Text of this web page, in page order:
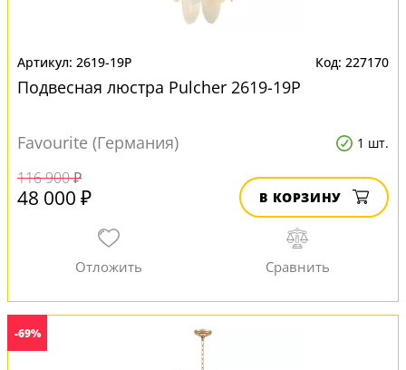
2619-19P 227170
Подвесная люстра Pulcher 2619-19P
Favourite (Германия) 1 шт.
116 900 ₽
48 000 ₽ В КОРЗИНУ
-69%